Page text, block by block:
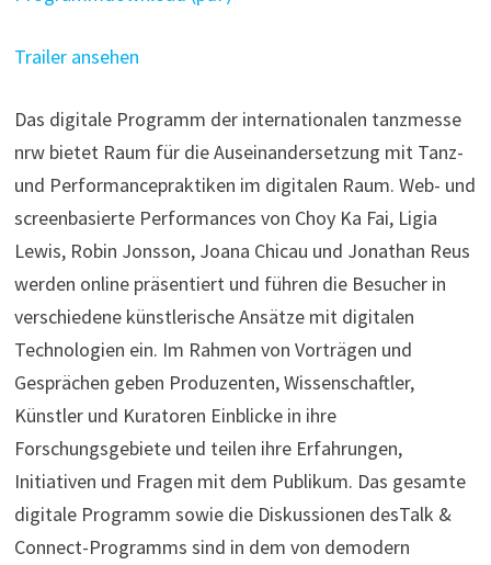
Trailer ansehen
Das digitale Programm der internationalen tanzmesse
nrw bietet Raum für die Auseinandersetzung mit Tanz-
und Performancepraktiken im digitalen Raum. Web- und
screenbasierte Performances von Choy Ka Fai, Ligia
Lewis, Robin Jonsson, Joana Chicau und Jonathan Reus
werden online präsentiert und führen die Besucher in
verschiedene künstlerische Ansätze mit digitalen
Technologien ein. Im Rahmen von Vorträgen und
Gesprächen geben Produzenten, Wissenschaftler,
Künstler und Kuratoren Einblicke in ihre
Forschungsgebiete und teilen ihre Erfahrungen,
Initiativen und Fragen mit dem Publikum. Das gesamte
digitale Programm sowie die Diskussionen desTalk &
Connect-Programms sind in dem von demodern